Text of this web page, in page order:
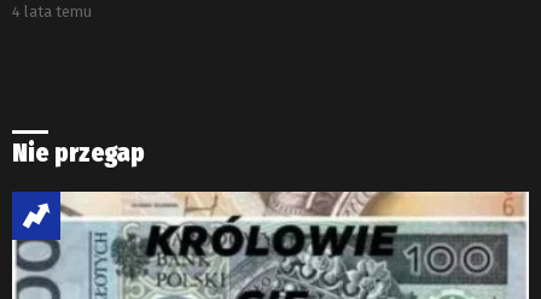
4 lata temu
Nie przegap